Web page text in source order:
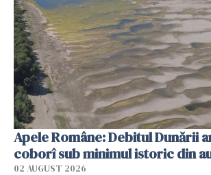
Apele Române: Debitul Dunării
coborî sub minimul istoric din
02 AUGUST 2026